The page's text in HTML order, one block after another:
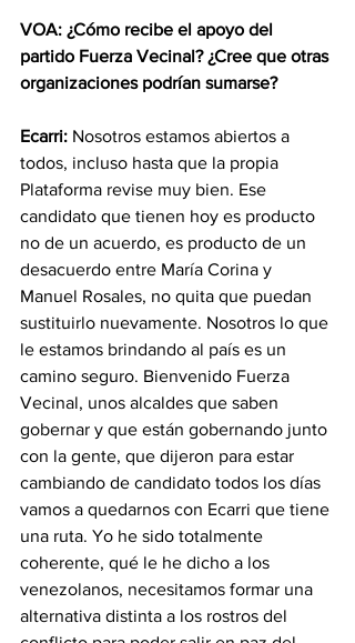
VOA: ¿Cómo recibe el apoyo del
partido Fuerza Vecinal? ¿Cree que otras
organizaciones podrían sumarse?
Ecarri: Nosotros estamos abiertos a
todos, incluso hasta que la propia
Plataforma revise muy bien. Ese
candidato que tienen hoy es producto
no de un acuerdo, es producto de un
desacuerdo entre María Corina y
Manuel Rosales, no quita que puedan
sustituirlo nuevamente. Nosotros lo que
le estamos brindando al país es un
camino seguro. Bienvenido Fuerza
Vecinal, unos alcaldes que saben
gobernar y que están gobernando junto
con la gente, que dijeron para estar
cambiando de candidato todos los días
vamos a quedarnos con Ecarri que tiene
una ruta. Yo he sido totalmente
coherente, qué le he dicho a los
venezolanos, necesitamos formar una
alternativa distinta a los rostros del